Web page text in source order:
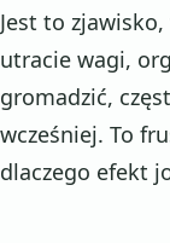
Jest to
utracie wagi,
gromadzić,
wcześniej. To
dlaczego efekt